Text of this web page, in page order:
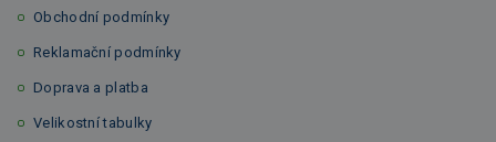
Obchodní podmínky
Reklamační podmínky
Doprava a platba
Velikostní tabulky